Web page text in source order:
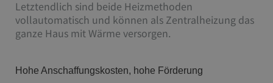
Letztendlich sind beide Heizmethoden
vollautomatisch und können als Zentralheizung das
ganze Haus mit Wärme versorgen.
Hohe Anschaffungskosten, hohe Förderung